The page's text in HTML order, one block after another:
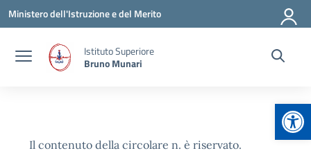
Vai ai contenuti
Vai al menu di navigazione
Vai al footer
Ministero dell'Istruzione e del Merito
Istituto Superiore
Bruno Munari
Il contenuto della circolare n. è riservato.